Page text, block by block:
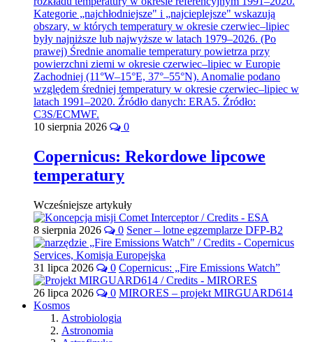
10 sierpnia 2026 0
Copernicus: Rekordowe lipcowe
temperatury
Wcześniejsze artykuły
8 sierpnia 2026 0 Sener – lotne egzemplarze DFP-B2
31 lipca 2026 0 Copernicus: „Fire Emissions Watch”
26 lipca 2026 0 MIRORES – projekt MIRGUARD614
Kosmos
Astrobiologia
Astronomia